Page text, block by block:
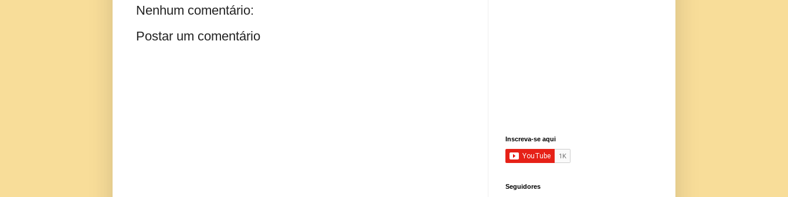
Nenhum comentário:
Postar um comentário
Inscreva-se aqui
Seguidores